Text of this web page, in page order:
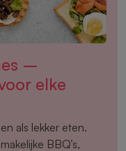
–
elke
als lekker eten.
BBQ’s,